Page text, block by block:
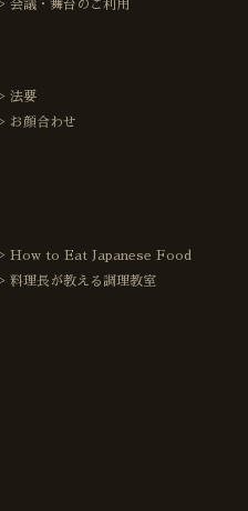
会議・舞台のご利用
法要
お顔合わせ
How to Eat Japanese Food
料理長が教える調理教室